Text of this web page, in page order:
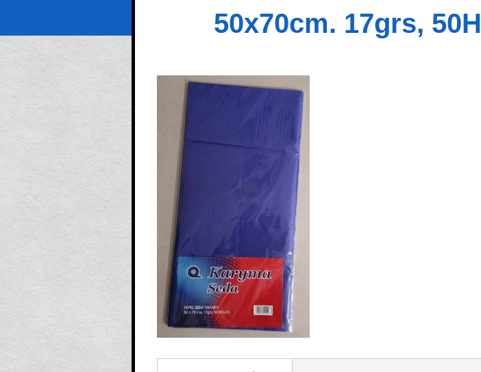
50x70cm. 17grs, 50H